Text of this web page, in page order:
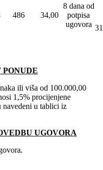
486 34,00
8 dana od
potpisa
ugovora
ili viša od 100.000,00
1,5% procijenjene
navedeni u tablici iz
UGOVORA